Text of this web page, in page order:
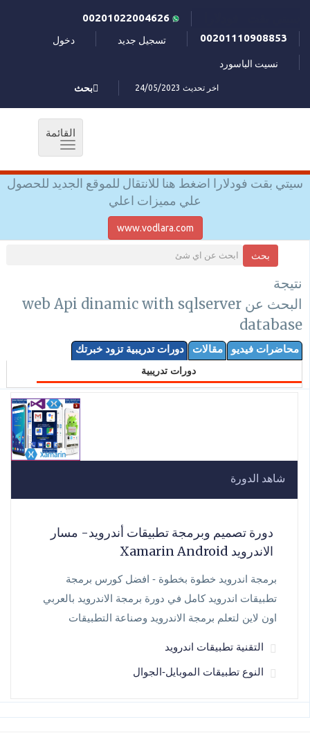
00201110908853
تسجيل جديد دخول
نسيت الباسورد
اخر تحديث 24/05/2023 بحث
القائمة
Toggle
سيتي بقت فودلارا اضغط هنا للانتقال للموقع الجديد للحصول
علي مميزات اعلي
www.vodlara.com
بحث
نتيجة
البحث عن web Api dinamic with sqlserver
database
محاضرات فيديو مقالات دورات تدريبية تزود خبرتك
دورات تدريبية
شاهد الدورة
دورة تصميم وبرمجة تطبيقات أندرويد- مسار
الاندرويد Xamarin Android
برمجة اندرويد خطوة بخطوة - افضل كورس برمجة
تطبيقات اندرويد كامل في دورة برمجة الاندرويد بالعربي
اون لاين لتعلم برمجة الاندرويد وصناعة التطبيقات
التقنية تطبيقات اندرويد
النوع تطبيقات الموبايل-الجوال